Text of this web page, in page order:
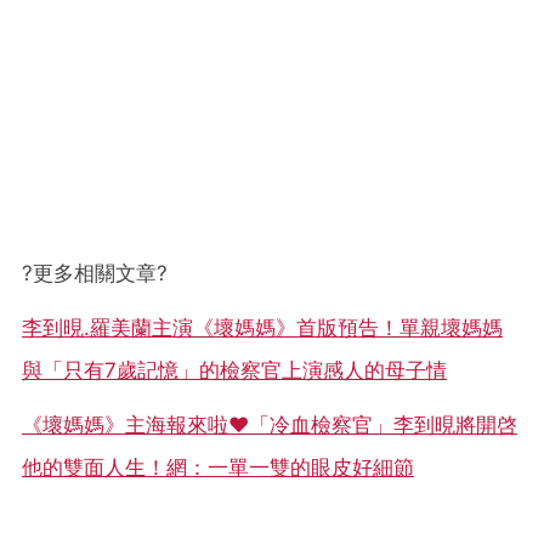
?更多相關文章?
李到晛.羅美蘭主演《壞媽媽》首版預告！單親壞媽媽
與「只有7歲記憶」的檢察官上演感人的母子情
《壞媽媽》主海報來啦❤「冷血檢察官」李到晛將開啓
他的雙面人生！網：一單一雙的眼皮好細節